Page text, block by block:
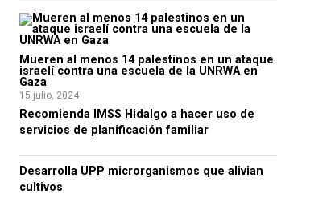
Mueren al menos 14 palestinos en un ataque
israelí contra una escuela de la UNRWA en
Gaza
15 julio, 2024
Recomienda IMSS Hidalgo a hacer uso de
servicios de planificación familiar
Desarrolla UPP microrganismos que alivian
cultivos